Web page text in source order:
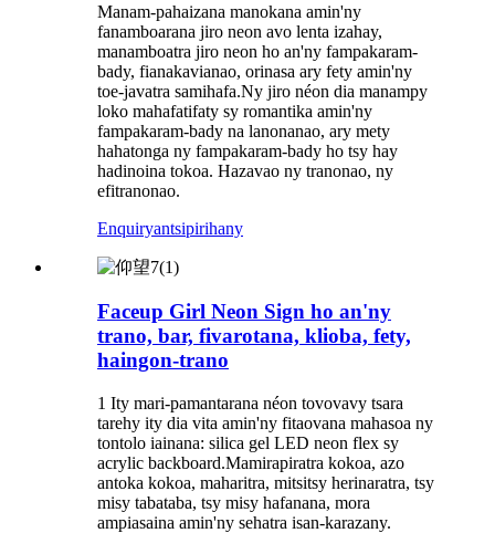
Manam-pahaizana manokana amin'ny
fanamboarana jiro neon avo lenta izahay,
manamboatra jiro neon ho an'ny fampakaram-
bady, fianakavianao, orinasa ary fety amin'ny
toe-javatra samihafa.Ny jiro néon dia manampy
loko mahafatifaty sy romantika amin'ny
fampakaram-bady na lanonanao, ary mety
hahatonga ny fampakaram-bady ho tsy hay
hadinoina tokoa. Hazavao ny tranonao, ny
efitranonao.
Enquiryantsipirihany
Faceup Girl Neon Sign ho an'ny
trano, bar, fivarotana, klioba, fety,
haingon-trano
1 Ity mari-pamantarana néon tovovavy tsara
tarehy ity dia vita amin'ny fitaovana mahasoa ny
tontolo iainana: silica gel LED neon flex sy
acrylic backboard.Mamirapiratra kokoa, azo
antoka kokoa, maharitra, mitsitsy herinaratra, tsy
misy tabataba, tsy misy hafanana, mora
ampiasaina amin'ny sehatra isan-karazany.